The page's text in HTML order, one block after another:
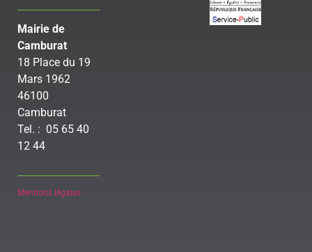
Mairie de
Camburat
18 Place du 19
Mars 1962
46100
Camburat
Tel. : 05 65 40
12 44
Mentions légales